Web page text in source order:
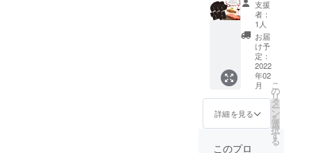
す。
ルス
テーキ
お食事
（5500
0円分）
・有効
期限
2022年
3月1
日〜8月
31日ま
で ・受
支援
者：
1人
お届
け予
定：
2022
年02
月
詳細を見る
こ
の
リ
タ
ー
ン
を
選
択
す
る
このプロ